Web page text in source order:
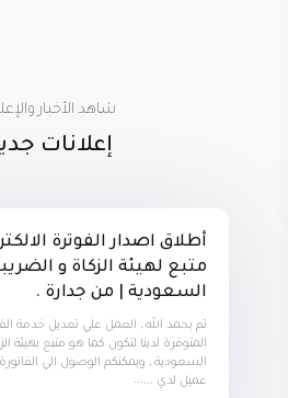
شاهد الأخبار
إعلانات
أطلاق اصدار الفوترة
متبع لهيئة الزكاة و
السعودية | من جدارة .
تم بحمد الله , العمل علي تعديل خدمة
المتوفرة لدينا لتكون كما هو متبع بهيئة
السعودية , ويمكنكم الوصول الي
عميل لدي ...